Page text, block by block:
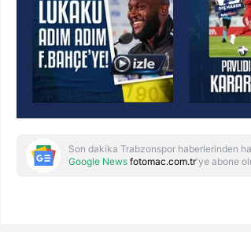
Son dakika Trabzonspor haberlerinden
Google News fotomac.com.tr'ye abone